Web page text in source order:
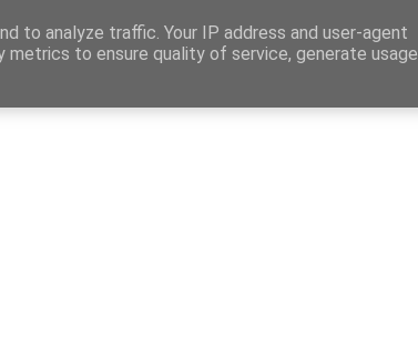
to analyze traffic. Your IP address and user-agent
to ensure quality of service, generate usage